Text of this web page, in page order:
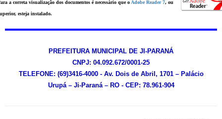
a correta visualização dos documentos é necessário que o Adobe Reader 7, ou
esteja instalado.
PREFEITURA MUNICIPAL DE JI-PARANÁ
CNPJ: 04.092.672/0001-25
TELEFONE: (69)3416-4000 - Av. Dois de Abril, 1701 – Palácio
Urupá – Ji-Paraná – RO - CEP: 78.961-904